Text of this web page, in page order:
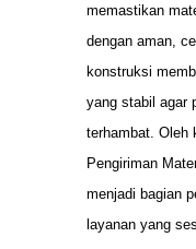
memastikan
dengan aman,
konstruksi
yang stabil agar
terhambat. Oleh
Pengiriman
menjadi bagian
layanan yang